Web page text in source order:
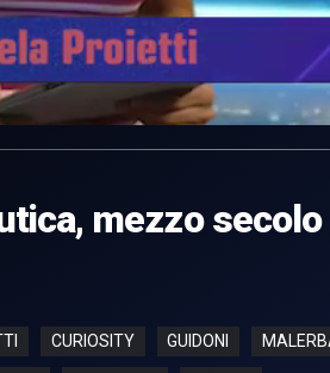
mezzo
CURIOSITY GUIDONI